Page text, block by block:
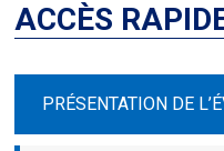
ACCÈS
PRÉSENTATION DE